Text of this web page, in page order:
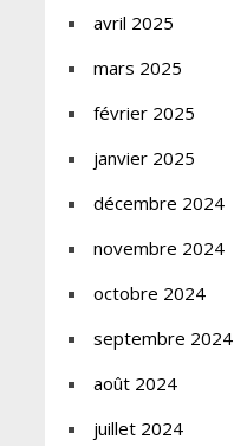
avril 2025
mars 2025
février 2025
janvier 2025
décembre 2024
novembre 2024
octobre 2024
septembre 2024
août 2024
juillet 2024